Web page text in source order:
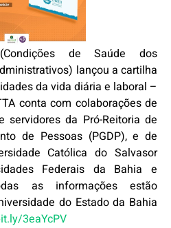
de Saúde dos
lançou a cartilha
da vida diária e laboral –
conta com colaborações de
servidores da Pró-Reitoria de
de Pessoas (PGDP), e de
Católica do Salvasor
Federais da Bahia e
as informações estão
do Estado da Bahia
3eaYcPV